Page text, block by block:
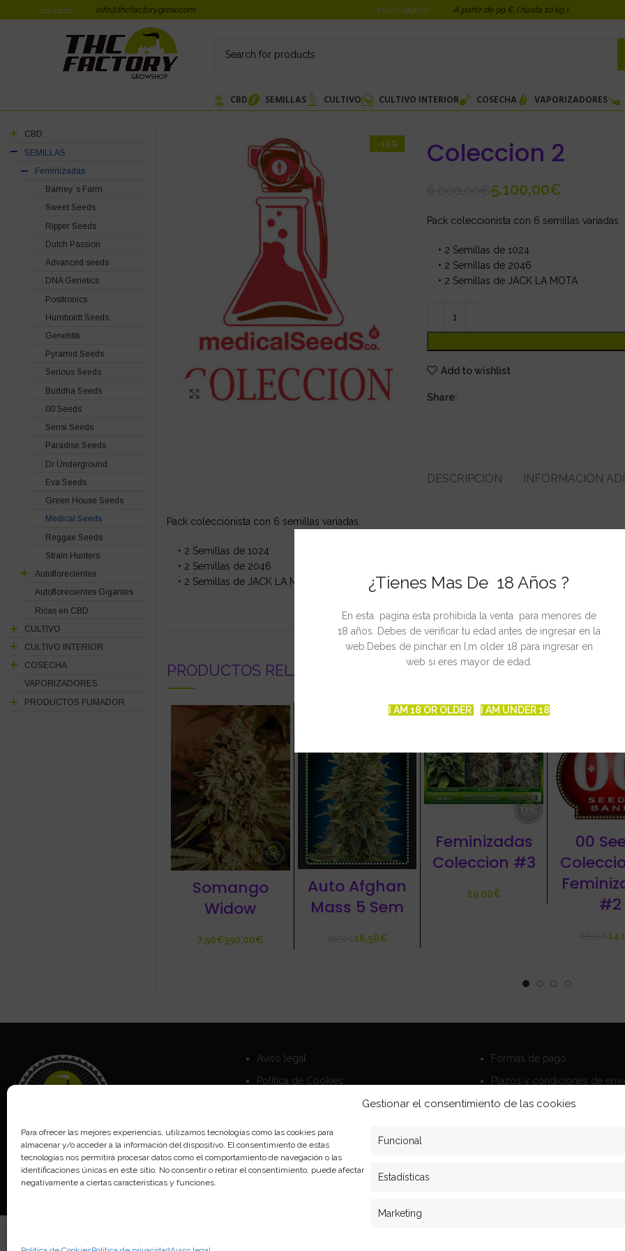
¿Tienes Mas De 18 Años ?
En esta pagina esta prohibida la venta para menores de
18 años. Debes de verificar tu edad antes de ingresar en la
web.Debes de pinchar en I,m older 18 para ingresar en
web si eres mayor de edad.
I AM 18 OR OLDER I AM UNDER 18
Gestionar el consentimiento de las cookies
Para ofrecer las mejores experiencias, utilizamos tecnologías como las cookies para
almacenar y/o acceder a la información del dispositivo. El consentimiento de estas
tecnologías nos permitirá procesar datos como el comportamiento de navegación o las
identificaciones únicas en este sitio. No consentir o retirar el consentimiento, puede afectar
negativamente a ciertas características y funciones.
Funcional
Estadísticas
Marketing
contacto info@thcfactorygrow.com ENVIO GRATIS! A partir de 99 € ( hasta 10 kg )
CBD SEMILLAS CULTIVO CULTIVO INTERIOR COSECHA VAPORIZADORES
-15%
Click to enlarge
Coleccion 2
5.100,00€
Pack coleccionista con 6 semillas variadas.
• 2 Semillas de 1024
• 2 Semillas de 2046
• 2 Semillas de JACK LA MOTA
Add to wishlist
Share:
DESCRIPCIÓN INFORMACIÓN
Pack coleccionista con 6 semillas variadas.
• 2 Semillas de 1024
• 2 Semillas de 2046
• 2 Semillas de JACK LA MOTA
PRODUCTOS RELACIONADOS
Somango
Widow
€ €
Auto Afghan
Mass 5 Sem
€16,58€
Feminizadas
Coleccion #3
€
00
#2
CBD
SEMILLAS
Feminizadas
Barney´s Farm
Sweet Seeds
Ripper Seeds
Dutch Passion
Advanced seeds
DNA Genetics
Positronics
Humboldt Seeds
Genehtik
Pyramid Seeds
Serious Seeds
Buddha Seeds
00 Seeds
Sensi Seeds
Paradise Seeds
Dr Underground
Eva Seeds
Green House Seeds
Medical Seeds
Reggae Seeds
Strain Hunters
Autoflorecientes
Autoflorecientes Gigantes
Ricas en CBD
CULTIVO
CULTIVO INTERIOR
COSECHA
VAPORIZADORES
PRODUCTOS FUMADOR
Aviso legal
Política de Cookies
Formas de pago
Plazos y condiciones de
Politica de devoluciones